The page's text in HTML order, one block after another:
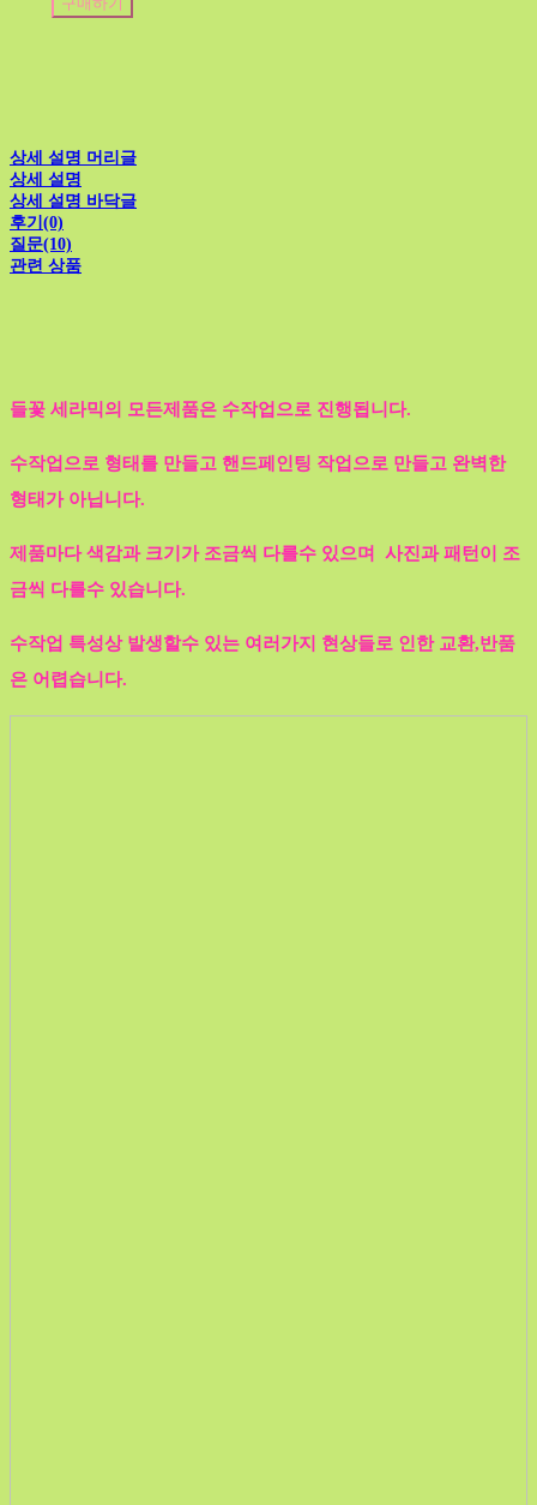
상세 설명 머리글
상세 설명
상세 설명 바닥글
후기(0)
질문(10)
관련 상품
들꽃 세라믹의 모든제품은 수작업으로 진행됩니다.
수작업으로 형태를 만들고 핸드페인팅 작업으로 만들고 완벽한
형태가 아닙니다.
제품마다 색감과 크기가 조금씩 다를수 있으며 사진과 패턴이 조
금씩 다를수 있습니다.
수작업 특성상 발생할수 있는 여러가지 현상들로 인한 교환,반품
은 어렵습니다.